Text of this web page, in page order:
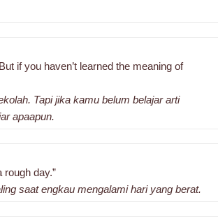
if you haven’t learned the meaning of
Tapi jika kamu belum belajar arti
apaapun.
rough day.”
saat engkau mengalami hari yang berat.